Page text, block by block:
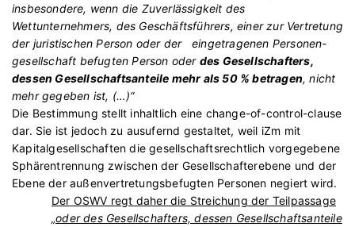
insbesondere, wenn die Zuverlässigkeit des
Wettunternehmers, des Geschäftsführers, einer zur Vertretung
der juristischen Person oder der eingetragenen Personen-
gesellschaft befugten Person oder des Gesellschafters,
dessen Gesellschaftsanteile mehr als 50 % betragen, nicht
mehr gegeben ist, (…)“
Die Bestimmung stellt inhaltlich eine change-of-control-clause
dar. Sie ist jedoch zu ausufernd gestaltet, weil iZm mit
Kapitalgesellschaften die gesellschaftsrechtlich vorgegebene
Sphärentrennung zwischen der Gesellschafterebene und der
Ebene der außenvertretungsbefugten Personen negiert wird.
Der OSWV regt daher die Streichung der Teilpassage
„oder des Gesellschafters, dessen Gesellschaftsanteile